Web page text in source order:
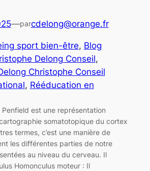
—parcdelong@orange.fr
sport bien-être, Blog
Delong Conseil
Christophe Conseil
, Rééducation en
Penfield est une représentation
somatotopique du cortex
termes, c’est une manière de
les différentes parties de notre
au niveau du cerveau. Il
Homonculus moteur : Il